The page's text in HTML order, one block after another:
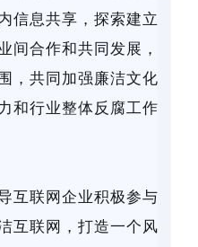
信息共享，探索建立
间合作和共同发展，
，共同加强廉洁文化
和行业整体反腐工作
互联网企业积极参与
互联网，打造一个风